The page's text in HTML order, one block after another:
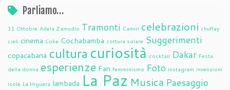
Parliamo…
11 Ottobre Adela Zamudio Tramonti Camiri celebrazioni chuflay
cieli cinema Coke Cochabamba cottura solare Suggerimenti
copacabana cultura curiosità cocktail Dakar Festa
della donna esperienze Fan femminismo Foto instagram invenzioni
isole La Higuera lambada La Paz Musica Paesaggio